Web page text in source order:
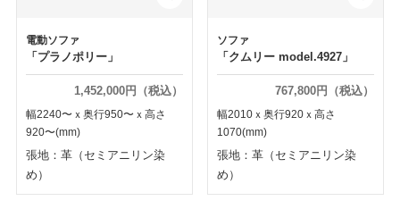
電動ソファ
「プラノポリー」
1,452,000円（税込）
幅2240〜ｘ奥行950〜ｘ高さ
920〜(mm)
張地：革（セミアニリン染
め）
ソファ
「クムリー model.4927」
767,800円（税込）
幅2010ｘ奥行920ｘ高さ
1070(mm)
張地：革（セミアニリン染
め）